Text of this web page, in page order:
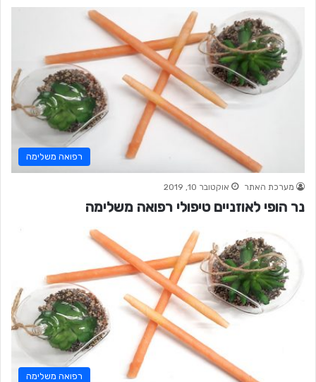
רפואה משלימה
מערכת האתר אוקטובר 10, 2019
נר הופי לאוזניים טיפולי רפואה משלימה
רפואה משלימה